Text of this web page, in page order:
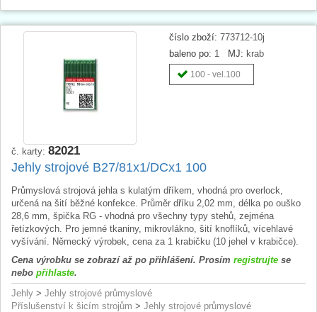
číslo zboží: 773712-10j
baleno po: 1 MJ: krab
100 - vel.100
č. karty: 82021
Jehly strojové B27/81x1/DCx1 100
Průmyslová strojová jehla s kulatým dříkem, vhodná pro overlock,
určená na šití běžné konfekce. Průměr dříku 2,02 mm, délka po ouško
28,6 mm, špička RG - vhodná pro všechny typy stehů, zejména
řetízkových. Pro jemné tkaniny, mikrovlákno, šití knoflíků, vícehlavé
vyšívání. Německý výrobek, cena za 1 krabičku (10 jehel v krabičce).
Cena výrobku se zobrazí až po přihlášení. Prosím registrujte se
nebo přihlaste.
Jehly > Jehly strojové průmyslové
Příslušenství k šicím strojům > Jehly strojové průmyslové